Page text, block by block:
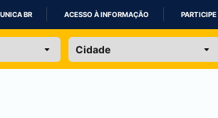
BR ACESSO À INFORMAÇÃO PARTICIPE